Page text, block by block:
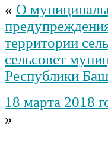
« О
территории
сельсовет
Республики
18 марта 2018
»